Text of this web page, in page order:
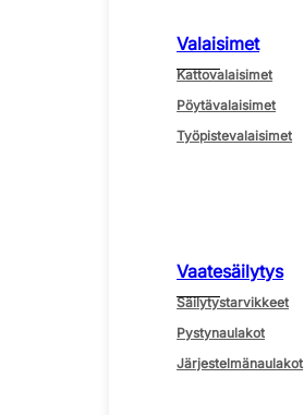
Valaisimet
Kattovalaisimet
Pöytävalaisimet
Työpistevalaisimet
Vaatesäilytys
Säilytystarvikkeet
Pystynaulakot
Järjestelmänaulakot